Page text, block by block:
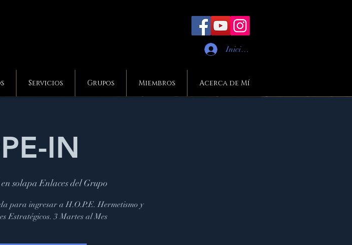
Servicios Grupos Miembros Acerca de Mí
Iniciar sesión
IN
solapa Enlaces del Grupo
para ingresar a H.O.P.E. Hermetismo y
Estratégicos. 3 Martes al Mes